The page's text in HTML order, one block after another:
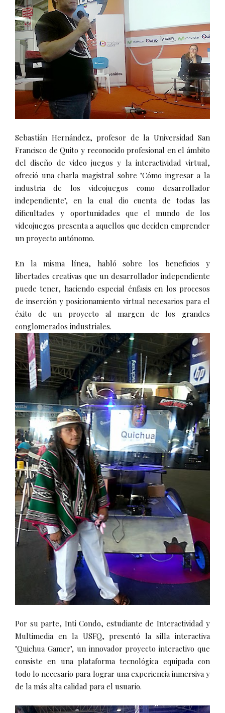
Sebastián Hernández, profesor de la Universidad San
Francisco de Quito y reconocido profesional en el ámbito
del diseño de video juegos y la interactividad virtual,
ofreció una charla magistral sobre "Cómo ingresar a la
industria de los videojuegos como desarrollador
independiente", en la cual dio cuenta de todas las
dificultades y oportunidades que el mundo de los
videojuegos presenta a aquellos que deciden emprender
un proyecto autónomo.
En la misma línea, habló sobre los beneficios y
libertades creativas que un desarrollador independiente
puede tener, haciendo especial énfasis en los procesos
de inserción y posicionamiento virtual necesarios para el
éxito de un proyecto al margen de los grandes
conglomerados industriales.
Por su parte, Inti Condo, estudiante de Interactividad y
Multimedia en la USFQ, presentó la silla interactiva
"Quichua Gamer", un innovador proyecto interactivo que
consiste en una plataforma tecnológica equipada con
todo lo necesario para lograr una experiencia inmersiva y
de la más alta calidad para el usuario.